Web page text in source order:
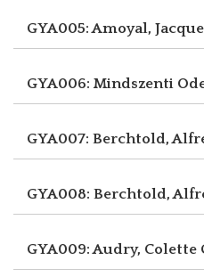
GYA005: Amoyal,
GYA006: Mindszenti
GYA007: Berchtold,
GYA008: Berchtold,
GYA009: Audry, Colette